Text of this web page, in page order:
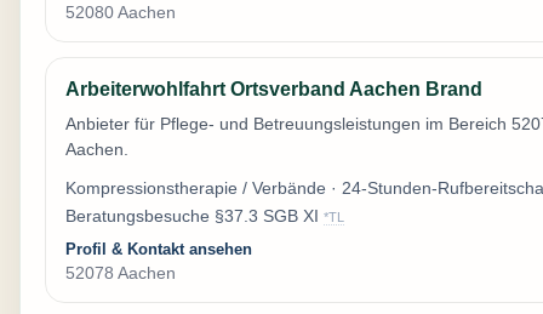
52080 Aachen
Arbeiterwohlfahrt Ortsverband Aachen Brand
Anbieter für Pflege- und Betreuungsleistungen im Bereich
Aachen.
Kompressionstherapie / Verbände · 24-Stunden-
Beratungsbesuche §37.3 SGB XI *TL
Profil & Kontakt ansehen
52078 Aachen